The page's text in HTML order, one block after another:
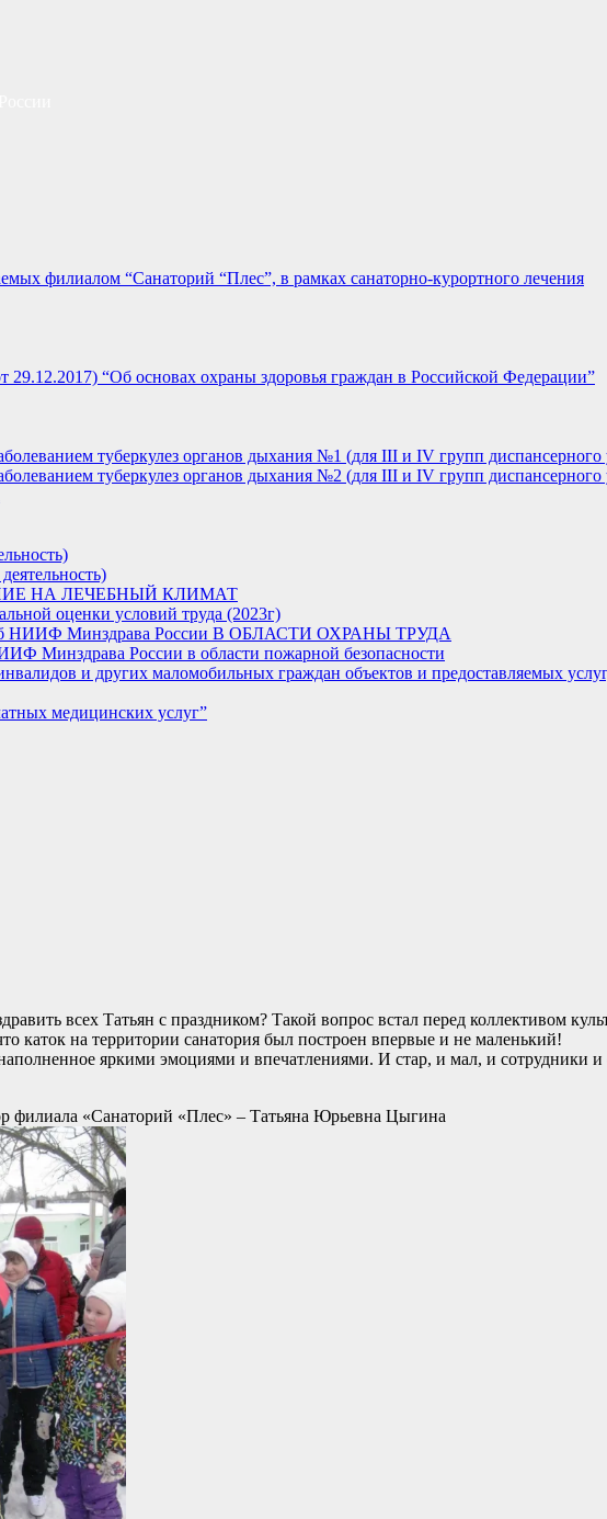
филиалом “Санаторий “Плес”, в рамках санаторно-курортного лечения
29.12.2017) “Об основах охраны здоровья граждан в Российской Федерации”
туберкулез органов дыхания №1 (для III и IV групп диспансерного
туберкулез органов дыхания №2 (для III и IV групп диспансерного
НА ЛЕЧЕБНЫЙ КЛИМАТ
оценки условий труда (2023г)
НИИФ Минздрава России В ОБЛАСТИ ОХРАНЫ ТРУДА
Минздрава России в области пожарной безопасности
и других маломобильных граждан объектов и предоставляемых
медицинских услуг”
всех Татьян с праздником? Такой вопрос встал перед коллективом
каток на территории санатория был построен впервые и не маленький!
яркими эмоциями и впечатлениями. И стар, и мал, и сотрудники
филиала «Санаторий «Плес» – Татьяна Юрьевна Цыгина